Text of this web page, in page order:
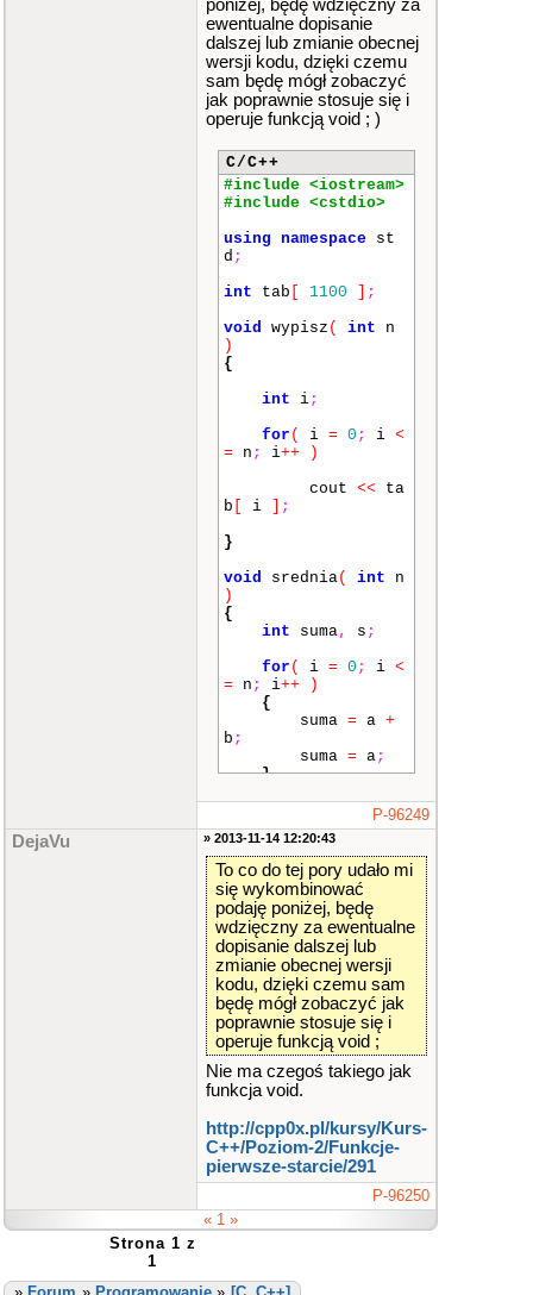
poniżej, będę wdzięczny za
ewentualne dopisanie
dalszej lub zmianie obecnej
wersji kodu, dzięki czemu
sam będę mógł zobaczyć
jak poprawnie stosuje się i
operuje funkcją void ; )
C/C++
#include <iostream>
#include <cstdio>
using namespace st
d ;
int tab 1100
;
void wypisz ( int n
)
{
int i;
for ( i = 0 ; i <
= n ; i++
)
cout << ta
b
i
;
}
void srednia( int n
)
{
int suma, s ;
for ( i = 0 ; i <
= n ; i++
)
{
suma = a +
b ;
suma = a;
}
printf( "%d",s
);
}
intmain ()
{
intz ,a,b ;
scanf( "%d",
&
z);
while(z!= - 1
)
if(z== 1
)
voidwypisz
P-96249
DejaVu » 2013-11-14 12:20:43
To co do tej pory udało mi
się wykombinować
podaję poniżej, będę
wdzięczny za ewentualne
dopisanie dalszej lub
zmianie obecnej wersji
kodu, dzięki czemu sam
będę mógł zobaczyć jak
poprawnie stosuje się i
operuje funkcją void ;
Nie ma czegoś takiego jak
funkcja void.
http://cpp0x.pl/kursy/Kurs-
C++​/Poziom-2​/Funkcje-
pierwsze-starcie/291
P-96250
« 1 »
Strona 1 z
1